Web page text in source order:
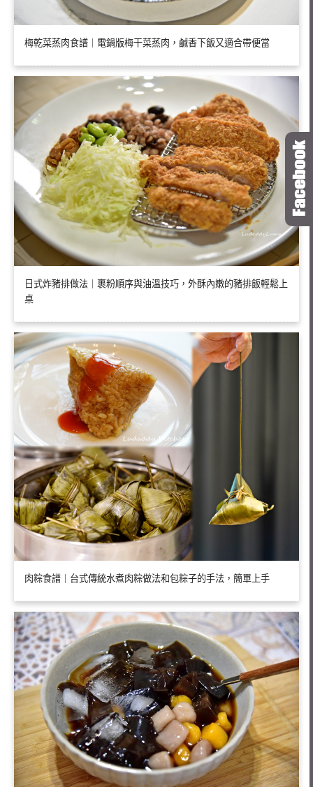
梅乾菜蒸肉食譜｜電鍋版梅干菜蒸肉，鹹香下飯又適合帶便當
日式炸豬排做法｜裹粉順序與油溫技巧，外酥內嫩的豬排飯輕鬆上
桌
肉粽食譜｜台式傳統水煮肉粽做法和包粽子的手法，簡單上手